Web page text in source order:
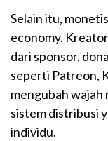
Selain itu,
economy.
dari sponsor,
seperti Patreon,
mengubah wajah
sistem distribusi
individu.